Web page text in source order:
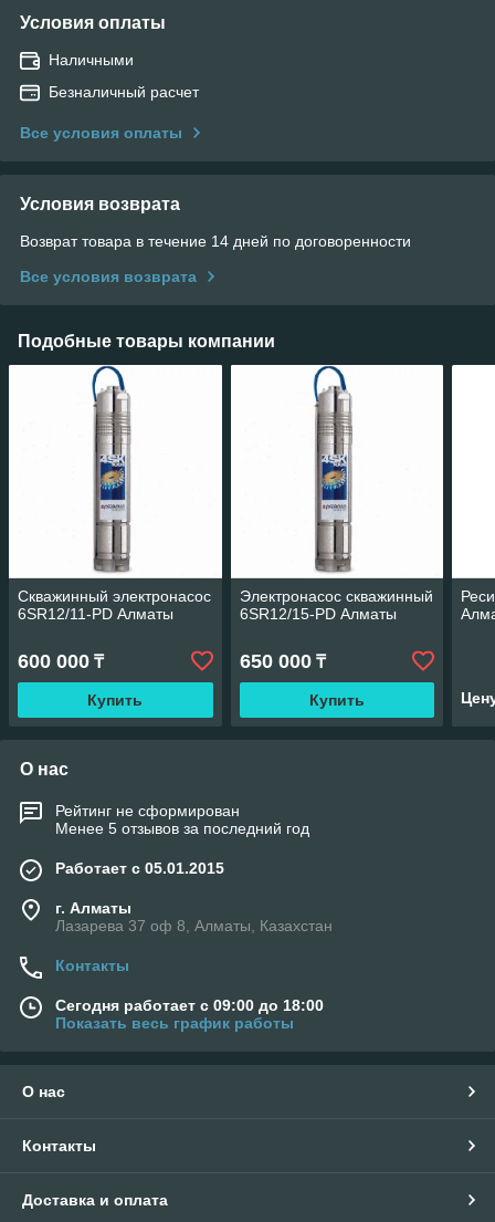
Условия оплаты
Наличными
Безналичный расчет
Все условия оплаты
Условия возврата
Возврат товара в течение 14 дней по договоренности
Все условия возврата
Подобные товары компании
Скважинный электронасос
6SR12/11-PD Алматы
600 000 ₸
Купить
Электронасос скважинный
6SR12/15-PD Алматы
650 000₸
Купить
О нас
Рейтинг не сформирован
Менее 5 отзывов за последний год
Работает с 05.01.2015
г. Алматы
Лазарева 37 оф 8, Алматы, Казахстан
Контакты
Сегодня работает с 09:00 до 18:00
Показать весь график работы
О нас
Контакты
Доставка и оплата